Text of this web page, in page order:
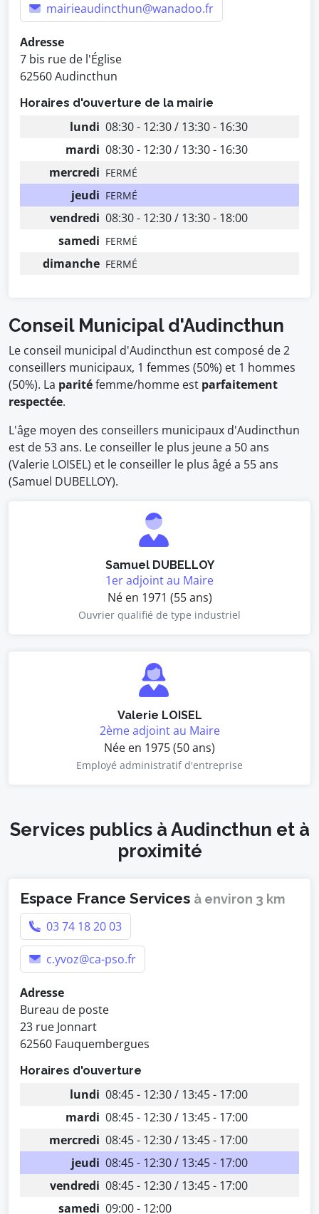
mairieaudincthun@wanadoo.fr
Adresse
7 bis rue de l'Église
62560 Audincthun
Horaires d'ouverture de la mairie
lundi 08:30 - 12:30 / 13:30 - 16:30
mardi 08:30 - 12:30 / 13:30 - 16:30
mercredi FERMÉ
jeudi FERMÉ
vendredi 08:30 - 12:30 / 13:30 - 18:00
samedi FERMÉ
dimanche FERMÉ
Conseil Municipal d'Audincthun
Le conseil municipal d'Audincthun est composé de 2
conseillers municipaux, 1 femmes (50%) et 1 hommes
(50%). La paritéfemme/homme est parfaitement
respectée.
L'âge moyen des conseillers municipaux d'Audincthun
est de 53 ans. Le conseiller le plus jeune a 50 ans
(Valerie LOISEL) et le conseiller le plus âgé a 55 ans
(Samuel DUBELLOY).
Samuel DUBELLOY
1er adjoint au Maire
Né en 1971 (55 ans)
Ouvrier qualifié de type industriel
Valerie LOISEL
2ème adjoint au Maire
Née en 1975 (50 ans)
Employé administratif d'entreprise
Services publics à Audincthun et à
proximité
Espace France Services à environ 3 km
03 74 18 20 03
c.yvoz@ca-pso.fr
Adresse
Bureau de poste
23 rue Jonnart
62560 Fauquembergues
Horaires d'ouverture
lundi 08:45 - 12:30 / 13:45 - 17:00
mardi 08:45 - 12:30 / 13:45 - 17:00
mercredi 08:45 - 12:30 / 13:45 - 17:00
jeudi 08:45 - 12:30 / 13:45 - 17:00
vendredi 08:45 - 12:30 / 13:45 - 17:00
samedi 09:00 - 12:00